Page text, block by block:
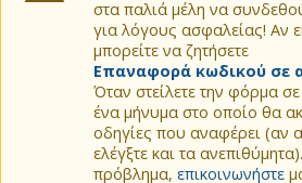
στα παλιά μέλη να
για λόγους ασφαλείας! Αν
μπορείτε να ζητήσετε
Επαναφορά κωδικού σε
Όταν στείλετε την φόρμα
ένα μήνυμα στο οποίο θα
οδηγίες που αναφέρει (αν
ελέγξτε και τα
πρόβλημα, επικοινωνήστε